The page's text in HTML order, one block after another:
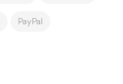
PayPal